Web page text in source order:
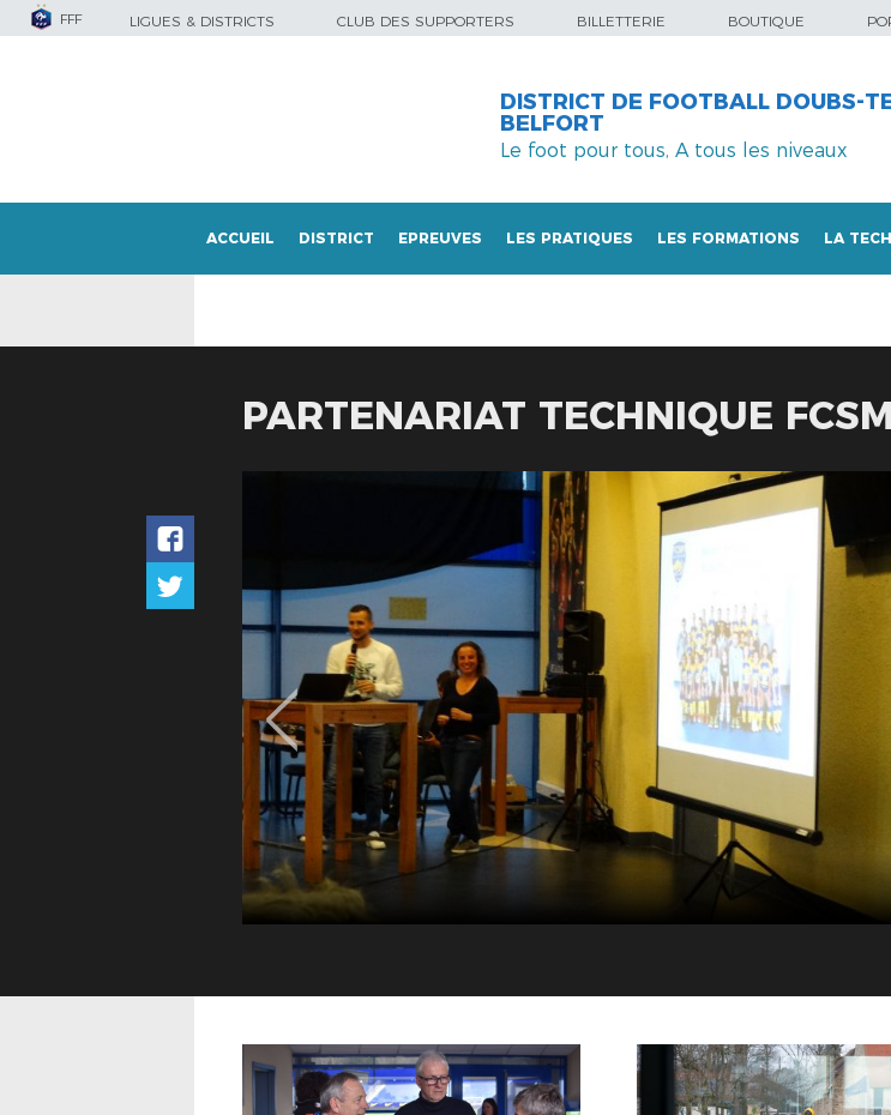
FFF LIGUES & DISTRICTS CLUB DES SUPPORTERS BILLETTERIE BOUTIQUE
DISTRICT DE FOOTBALL DOUBS-
BELFORT
Le foot pour tous, A tous les niveaux
ACCUEIL DISTRICT EPREUVES LES PRATIQUES LES FORMATIONS LA
PARTENARIAT TECHNIQUE